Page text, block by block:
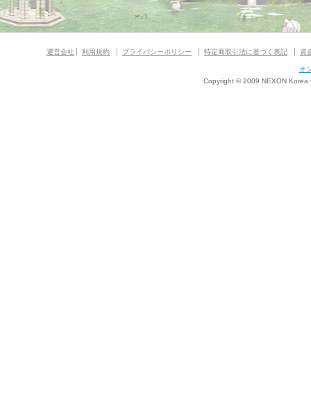
運営会社 利用規約 プライバシーポリシー 特定商取引法に基づく表記 資
オ
Copyright © 2009 NEXON Korea